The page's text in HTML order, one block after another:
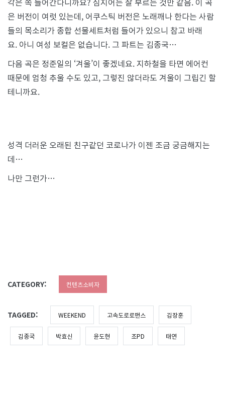
은 버전이 여럿 있는데, 어쿠스틱 버전은 노래깨나 한다는 사람
들의 목소리가 종합 선물세트처럼 들어가 있으니 참고 바래
요. 아니 여성 보컬은 없습니다. 그 파트는 김종국…
다음 곡은 정준일의 ‘겨울’이 좋겠네요. 지하철을 타면 에어컨
때문에 엄청 추울 수도 있고, 그렇진 않더라도 겨울이 그립긴 할
테니까요.
성격 더러운 오래된 친구같던 코로나가 이젠 조금 궁금해지는
데…
나만 그런가…
CATEGORY: 컨텐츠소비자
TAGGED: WEEKEND 고속도로로맨스 김장훈
김종국 박효신 윤도현 조PD 태연